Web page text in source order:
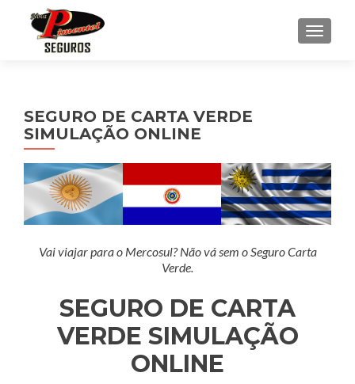
SEGURO DE CARTA VERDE
SIMULAÇÃO ONLINE
Vai viajar para o Mercosul? Não vá sem o Seguro Carta
Verde.
SEGURO DE CARTA
VERDE SIMULAÇÃO
ONLINE